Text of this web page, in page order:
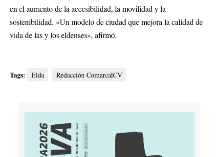
en el aumento de la accesibilidad, la movilidad y la
sostenibilidad. «Un modelo de ciudad que mejora la calidad de
vida de las y los eldenses», afirmó.
Tags: Elda Redacción ComarcalCV